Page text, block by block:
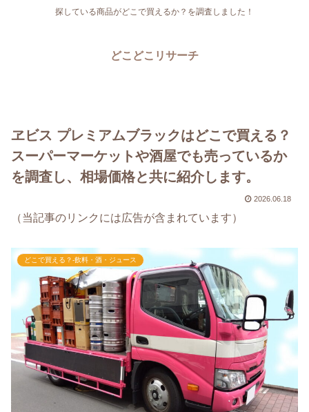
探している商品がどこで買えるか？を調査しました！
どこどこリサーチ
ヱビス プレミアムブラックはどこで買える？
スーパーマーケットや酒屋でも売っているか
を調査し、相場価格と共に紹介します。
2026.06.18
（当記事のリンクには広告が含まれています）
どこで買える？-飲料・酒・ジュース